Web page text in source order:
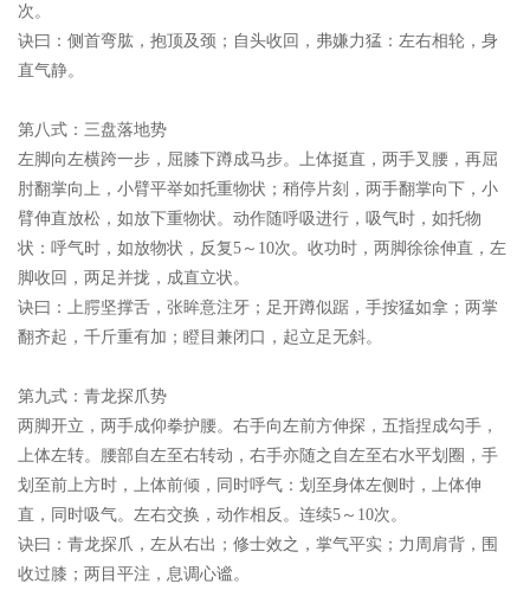
次。
诀曰： 侧首弯肱，抱顶及颈；自头收回，弗嫌力猛：左右相轮，身
直气静。
第八式：三盘落地势
左脚向左横跨一步，屈膝下蹲成马步。上体挺直，两手叉腰，再屈
肘翻掌向上，小臂平举如托重物状；稍停片刻，两手翻掌向下，小
臂伸直放松，如放下重物状。动作随呼吸进行，吸气时，如托物
状：呼气时，如放物状，反复5～10次。收功时，两脚徐徐伸直，左
脚收回，两足并拢，成直立状。
诀曰： 上腭坚撑舌，张眸意注牙；足开蹲似踞，手按猛如拿；两掌
翻齐起，千斤重有加；瞪目兼闭口，起立足无斜。
第九式：青龙探爪势
两脚开立，两手成仰拳护腰。右手向左前方伸探，五指捏成勾手，
上体左转。腰部自左至右转动，右手亦随之自左至右水平划圈，手
划至前上方时，上体前倾，同时呼气：划至身体左侧时，上体伸
直，同时吸气。左右交换，动作相反。连续5～10次。
诀曰： 青龙探爪，左从右出；修士效之，掌气平实；力周肩背，围
收过膝；两目平注，息调心谧。